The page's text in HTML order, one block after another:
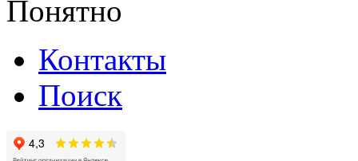
Понятно
Контакты
Поиск